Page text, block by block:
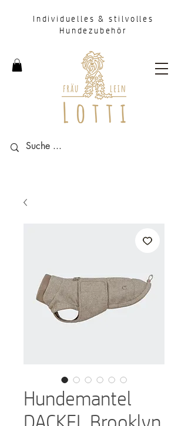
Individuelles & stilvolles
Hundezubehör
Hundemantel
DACKEL Brooklyn